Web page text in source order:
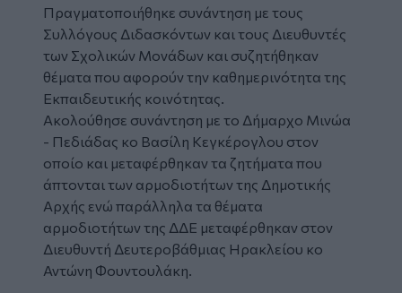
Πραγματοποιήθηκε συνάντηση με τους
Συλλόγους Διδασκόντων και τους Διευθυντές
των Σχολικών Μονάδων και συζητήθηκαν
θέματα που αφορούν την καθημερινότητα της
Εκπαιδευτικής κοινότητας.
Ακολούθησε συνάντηση με το Δήμαρχο Μινώα
- Πεδιάδας κο Βασίλη Κεγκέρογλου στον
οποίο και μεταφέρθηκαν τα ζητήματα που
άπτονται των αρμοδιοτήτων της Δημοτικής
Αρχής ενώ παράλληλα τα θέματα
αρμοδιοτήτων της ΔΔΕ μεταφέρθηκαν στον
Διευθυντή Δευτεροβάθμιας Ηρακλείου κο
Αντώνη Φουντουλάκη.